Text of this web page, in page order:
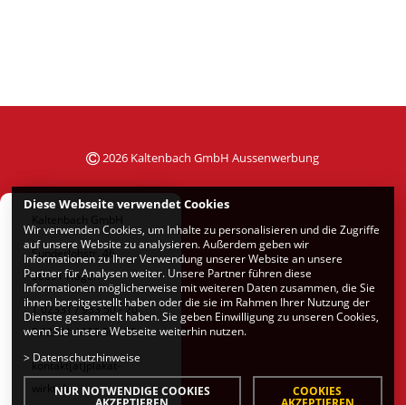
2026 Kaltenbach GmbH Aussenwerbung
Kaltenbach GmbH
Sunderlohstr. 46
58091 Hagen
T 02331 / 933 50 - 20
F 02331 / 933 50 - 29
kontakt[at]plakat-
wirkt.de
Diese Webseite verwendet Cookies
Wir verwenden Cookies, um Inhalte zu personalisieren und die Zugriffe
auf unsere Website zu analysieren. Außerdem geben wir
Informationen zu Ihrer Verwendung unserer Website an unsere
Partner für Analysen weiter. Unsere Partner führen diese
Informationen möglicherweise mit weiteren Daten zusammen, die Sie
ihnen bereitgestellt haben oder die sie im Rahmen Ihrer Nutzung der
Dienste gesammelt haben. Sie geben Einwilligung zu unseren Cookies,
wenn Sie unsere Webseite weiterhin nutzen.
> Datenschutzhinweise
NUR NOTWENDIGE COOKIES
AKZEPTIEREN
COOKIES
AKZEPTIEREN